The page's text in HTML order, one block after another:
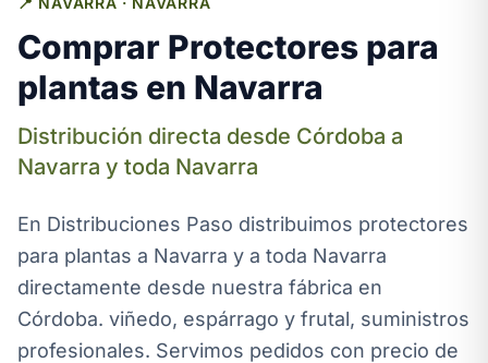
Comprar Protectores para
plantas en Navarra
Distribución directa desde Córdoba a
Navarra y toda Navarra
En Distribuciones Paso distribuimos protectores
para plantas a Navarra y a toda Navarra
directamente desde nuestra fábrica en
Córdoba. viñedo, espárrago y frutal, suministros
profesionales. Servimos pedidos con precio de